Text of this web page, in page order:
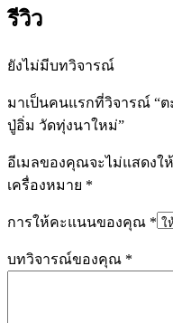
รีวิว
ยังไม่มีบทวิจารณ์
มาเป็นคนแรกที่วิจารณ์ “
ปู่อิ่ม วัดทุ่งนาใหม่”
อีเมลของคุณจะไม่แสดงใ
เครื่องหมาย *
การให้คะแนนของคุณ *
บทวิจารณ์ของคุณ *